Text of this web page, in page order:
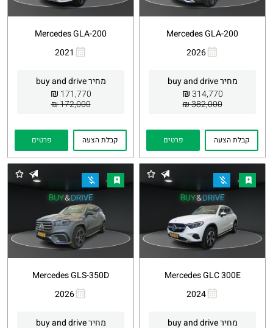
Mercedes GLA-200
2026
מחיר buy and drive
314,770
₪
382,000 ₪
Whatsapp
קבלת הצעה פרטים
Mercedes GLA-200
2021
מחיר buy and drive
171,770
₪
172,000 ₪
Whatsapp
קבלת הצעה פרטים
Mercedes GLC 300E
2024
מחיר buy and drive
Whatsapp
Mercedes GLS-350D
2026
מחיר buy and drive
Whatsapp